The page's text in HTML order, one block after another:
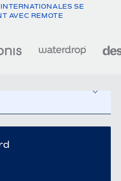
SE
AVEC REMOTE